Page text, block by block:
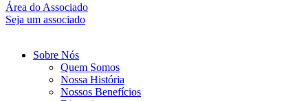
Área do Associado
Seja um associado
Sobre Nós
Quem Somos
Nossa História
Nossos Benefícios